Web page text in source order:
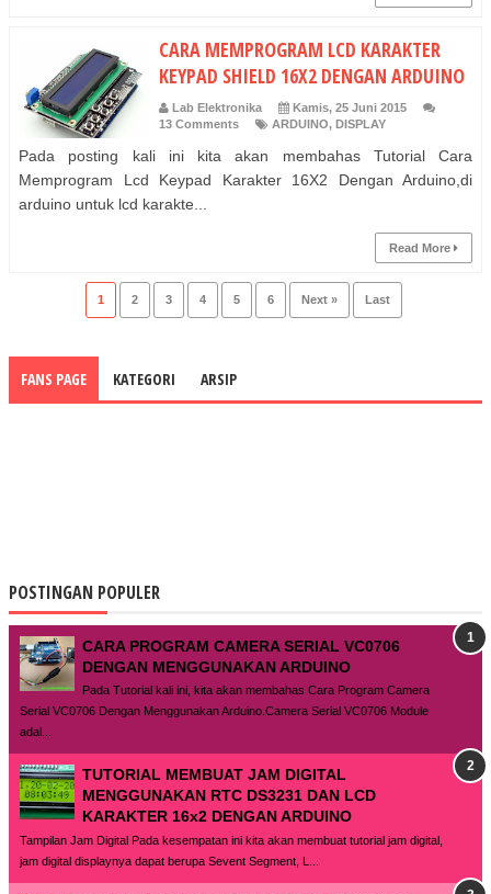
CARA MEMPROGRAM LCD KARAKTER
KEYPAD SHIELD 16X2 DENGAN ARDUINO
Lab Elektronika
Kamis, 25 Juni 2015
13 Comments
ARDUINO, DISPLAY
Pada posting kali ini kita akan membahas Tutorial Cara
Memprogram Lcd Keypad Karakter 16X2 Dengan Arduino,di
arduino untuk lcd karakte...
Read More
1 2 3 4 5 6 Next » Last
FANS PAGE KATEGORI ARSIP
POSTINGAN POPULER
CARA PROGRAM CAMERA SERIAL VC0706
DENGAN MENGGUNAKAN ARDUINO
Pada Tutorial kali ini, kita akan membahas Cara Program Camera
Serial VC0706 Dengan Menggunakan Arduino.Camera Serial VC0706 Module
adal...
TUTORIAL MEMBUAT JAM DIGITAL
MENGGUNAKAN RTC DS3231 DAN LCD
KARAKTER 16x2 DENGAN ARDUINO
Tampilan Jam Digital Pada kesempatan ini kita akan membuat tutorial jam digital,
jam digital displaynya dapat berupa Sevent Segment, L...